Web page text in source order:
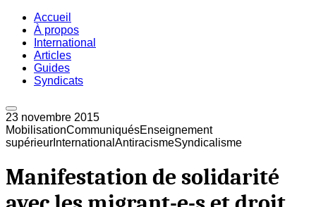
Accueil
À propos
International
Articles
Guides
Syndicats
23 novembre 2015
MobilisationCommuniquésEnseignement
supérieur International AntiracismeSyndicalisme
Manifestation de solidarité